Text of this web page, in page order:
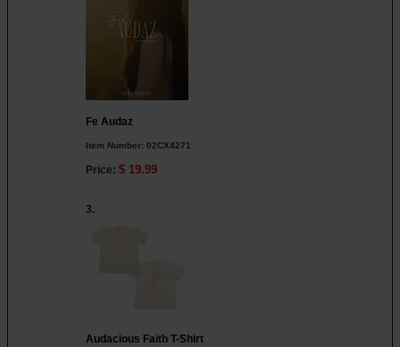
Fe Audaz
Item Number: 02CX4271
Price: $ 19.99
3.
Audacious Faith T-Shirt